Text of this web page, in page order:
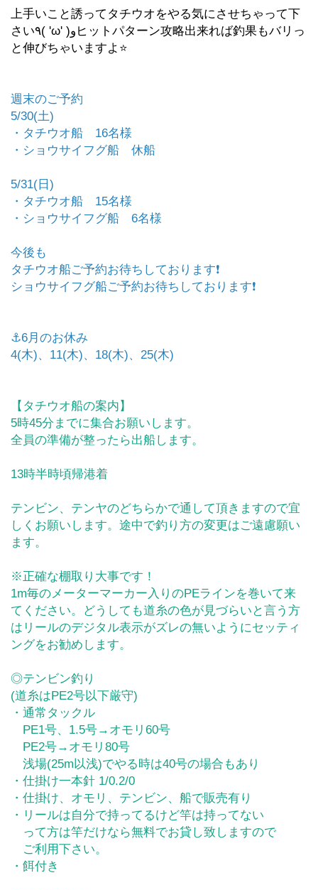
上手いこと誘ってタチウオをやる気にさせちゃって下
さい٩( 'ω' )وヒットパターン攻略出来れば釣果もバリっ
と伸びちゃいますよ⭐️
週末のご予約
5/30(土)
・タチウオ船 16名様
・ショウサイフグ船 休船
5/31(日)
・タチウオ船 15名様
・ショウサイフグ船 6名様
今後も
タチウオ船ご予約お待ちしております❗️
ショウサイフグ船ご予約お待ちしております❗️
⚓️6月のお休み
4(木)、11(木)、18(木)、25(木)
【タチウオ船の案内】
5時45分までに集合お願いします。
全員の準備が整ったら出船します。
13時半時頃帰港着
テンビン、テンヤのどちらかで通して頂きますので宜
しくお願いします。途中で釣り方の変更はご遠慮願い
ます。
※正確な棚取り大事です！
1m毎のメーターマーカー入りのPEラインを巻いて来
てください。どうしても道糸の色が見づらいと言う方
はリールのデジタル表示がズレの無いようにセッティ
ングをお勧めします。
◎テンビン釣り
(道糸はPE2号以下厳守)
・通常タックル
PE1号、1.5号→オモリ60号
PE2号→オモリ80号
浅場(25m以浅)でやる時は40号の場合もあり
・仕掛け一本針 1/0.2/0
・仕掛け、オモリ、テンビン、船で販売有り
・リールは自分で持ってるけど竿は持ってない
って方は竿だけなら無料でお貸し致しますので
ご利用下さい。
・餌付き